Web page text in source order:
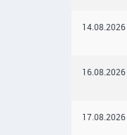
14.08.2026
16.08.2026
17.08.2026